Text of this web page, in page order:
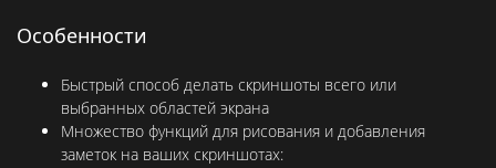
Особенности
Быстрый способ делать скриншоты всего или
выбранных областей экрана
Множество функций для рисования и добавления
заметок на ваших скриншотах: